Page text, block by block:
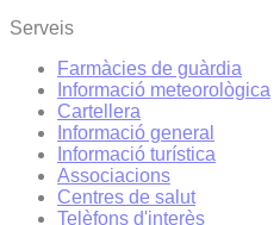
Serveis
Farmàcies de guàrdia
Informació meteorològica
Cartellera
Informació general
Informació turística
Associacions
Centres de salut
Telèfons d'interès